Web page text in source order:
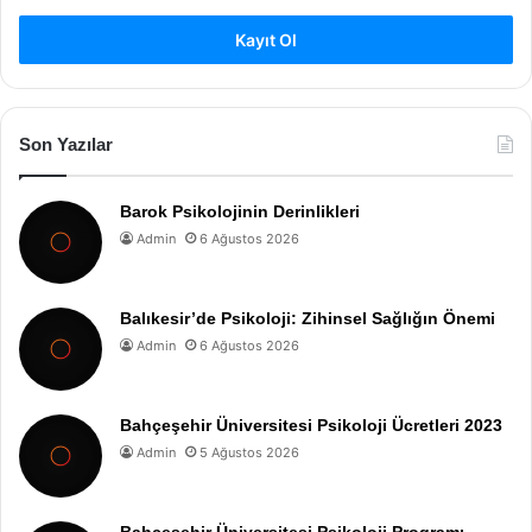
Kayıt Ol
Son Yazılar
Barok Psikolojinin Derinlikleri
Admin 6 Ağustos 2026
Balıkesir’de Psikoloji: Zihinsel Sağlığın Önemi
Admin 6 Ağustos 2026
Bahçeşehir Üniversitesi Psikoloji Ücretleri 2023
Admin 5 Ağustos 2026